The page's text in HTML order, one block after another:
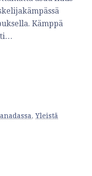
Kämppä
, Yleistä